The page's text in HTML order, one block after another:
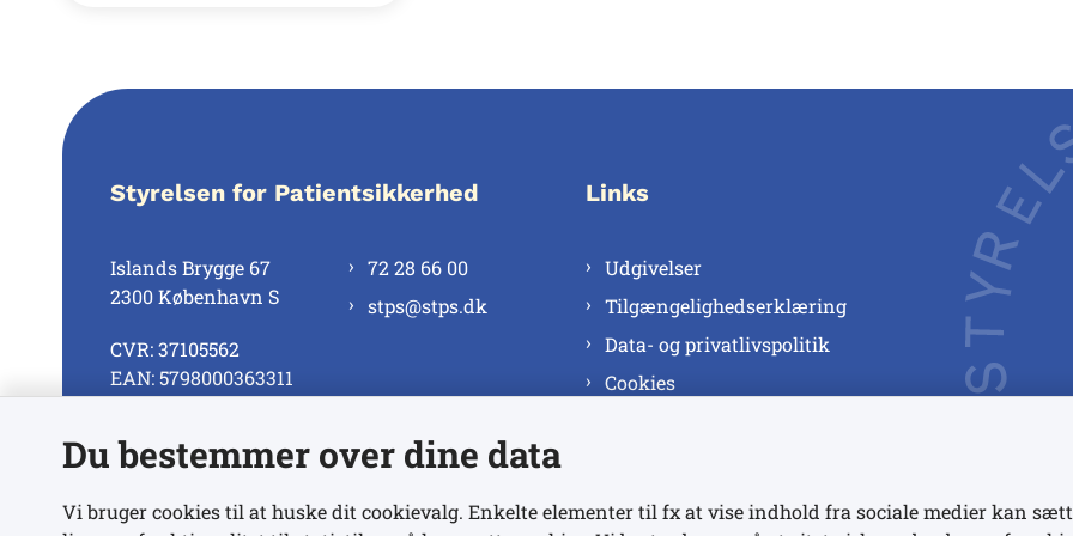
Styrelsen for Patientsikkerhed
Islands Brygge 67
2300 København S
CVR: 37105562
EAN: 5798000363311
72 28 66 00
stps@stps.dk
Se alle kontaktnumre
Links
Udgivelser
Tilgængelighedserklæring
Data- og privatlivspolitik
Cookies
Du bestemmer over dine data
Vi bruger cookies til at huske dit cookievalg. Enkelte elementer til fx at vise indhold fra sociale medier kan